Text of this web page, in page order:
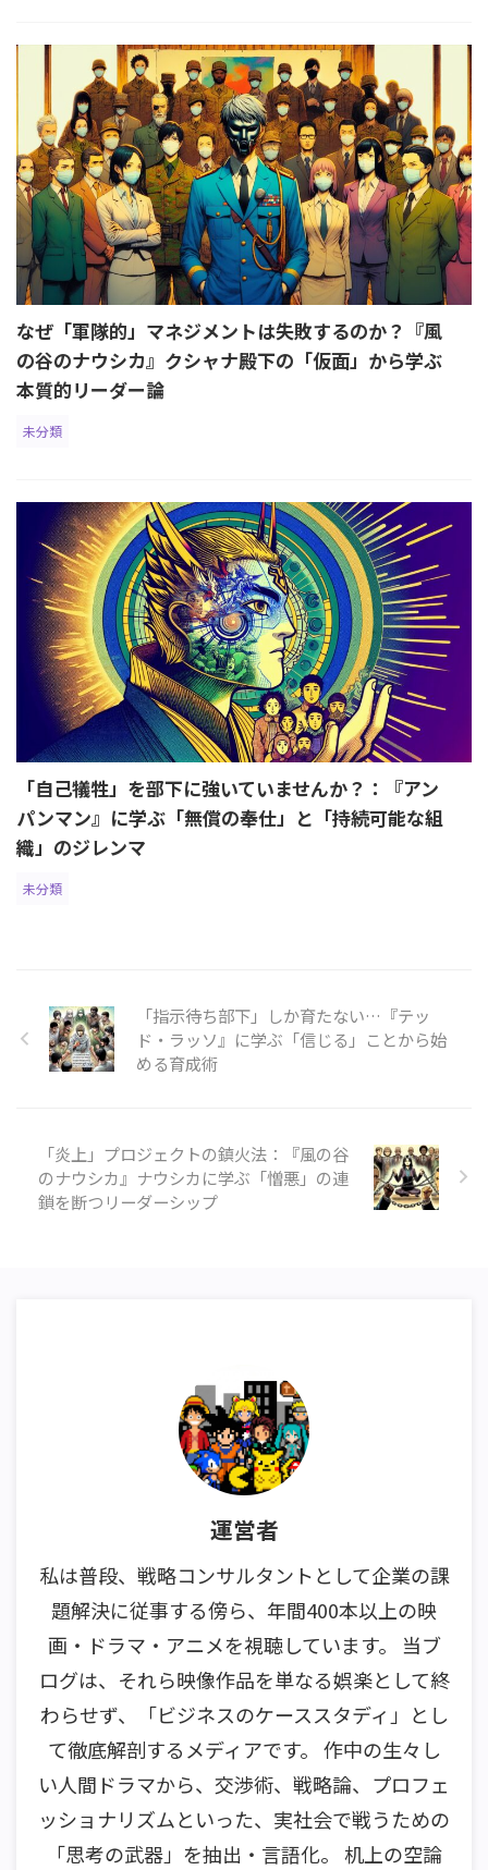
なぜ「軍隊的」マネジメントは失敗するのか？『風
の谷のナウシカ』クシャナ殿下の「仮面」から学ぶ
本質的リーダー論
未分類
「自己犠牲」を部下に強いていませんか？：『アン
パンマン』に学ぶ「無償の奉仕」と「持続可能な組
織」のジレンマ
未分類
「指示待ち部下」しか育たない…『テッ
ド・ラッソ』に学ぶ「信じる」ことから始
める育成術
「炎上」プロジェクトの鎮火法：『風の谷
のナウシカ』ナウシカに学ぶ「憎悪」の連
鎖を断つリーダーシップ
運営者
私は普段、戦略コンサルタントとして企業の課
題解決に従事する傍ら、年間400本以上の映
画・ドラマ・アニメを視聴しています。 当ブ
ログは、それら映像作品を単なる娯楽として終
わらせず、「ビジネスのケーススタディ」とし
て徹底解剖するメディアです。 作中の生々し
い人間ドラマから、交渉術、戦略論、プロフェ
ッショナリズムといった、実社会で戦うための
「思考の武器」を抽出・言語化。 机上の空論